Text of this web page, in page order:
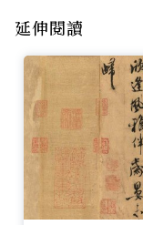
延伸閱讀